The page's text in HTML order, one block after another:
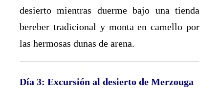
desierto mientras duerme bajo una tienda
bereber tradicional y monta en camello por
las hermosas dunas de arena.
Día 3: Excursión al desierto de Merzouga